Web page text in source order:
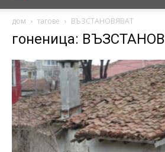
дом тагове ВЪЗСТАНОВЯВАТ
гоненица: